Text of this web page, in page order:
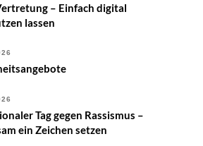
– Einfach digital
lassen
Tag gegen Rassismus –
ein Zeichen setzen